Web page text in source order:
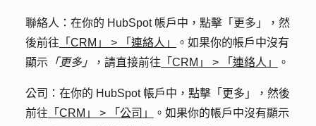
聯絡人： 在你的 HubSpot 帳戶中，點擊 「更多」
，然
後前往 「CRM」 > 「連絡人」
。如果你的帳戶中沒有
顯示 「更多」 ，請直接前往 「CRM」 > 「連絡人」 。
公司： 在你的 HubSpot 帳戶中，點擊 「更多」
，然後
前往 「CRM」 > 「公司」
。如果你的帳戶中沒有顯示